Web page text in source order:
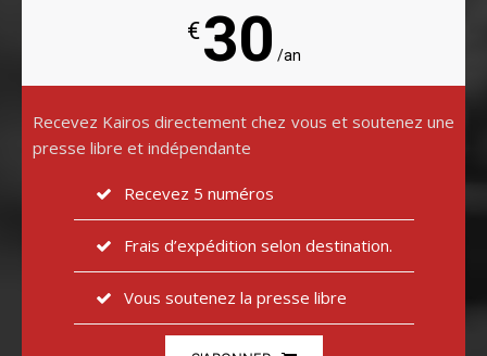
€30 /an
Recevez Kairos directement chez vous et soutenez une
presse libre et indépendante
Recevez 5 numéros
Frais d’expédition selon destination.
Vous soutenez la presse libre